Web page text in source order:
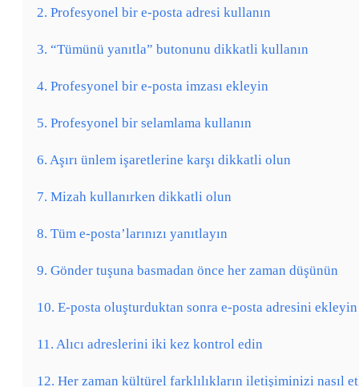
2. Profesyonel bir e-posta adresi kullanın
3. “Tümünü yanıtla” butonunu dikkatli kullanın
4. Profesyonel bir e-posta imzası ekleyin
5. Profesyonel bir selamlama kullanın
6. Aşırı ünlem işaretlerine karşı dikkatli olun
7. Mizah kullanırken dikkatli olun
8. Tüm e-posta’larınızı yanıtlayın
9. Gönder tuşuna basmadan önce her zaman düşünün
10. E-posta oluşturduktan sonra e-posta adresini ekleyin
11. Alıcı adreslerini iki kez kontrol edin
12. Her zaman kültürel farklılıkların iletişiminizi nasıl